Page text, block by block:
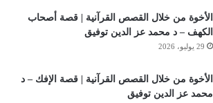
الأخوة من خلال القصص القرآنية | قصة أصحاب
الكهف – د محمد عز الدين توفيق
29 يوليو، 2026
الأخوة من خلال القصص القرآنية | قصة الإفك – د
محمد عز الدين توفيق